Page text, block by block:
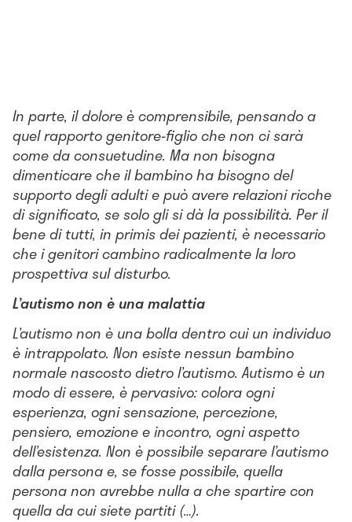
In parte, il dolore è comprensibile, pensando a
quel rapporto genitore-figlio che non ci sarà
come da consuetudine. Ma non bisogna
dimenticare che il bambino ha bisogno del
supporto degli adulti e può avere relazioni ricche
di significato, se solo gli si dà la possibilità. Per il
bene di tutti, in primis dei pazienti, è necessario
che i genitori cambino radicalmente la loro
prospettiva sul disturbo.
L’autismo non è una malattia
L’autismo non è una bolla dentro cui un individuo
è intrappolato. Non esiste nessun bambino
normale nascosto dietro l’autismo. Autismo è un
modo di essere, è pervasivo: colora ogni
esperienza, ogni sensazione, percezione,
pensiero, emozione e incontro, ogni aspetto
dell’esistenza. Non è possibile separare l’autismo
dalla persona e, se fosse possibile, quella
persona non avrebbe nulla a che spartire con
quella da cui siete partiti (…).